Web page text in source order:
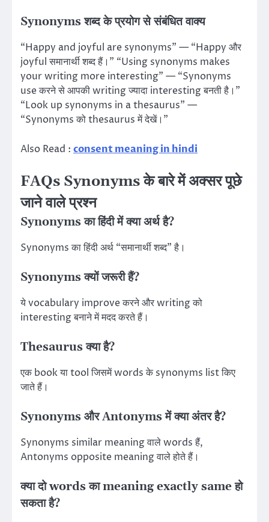
Synonyms शब्द के प्रयोग से संबंधित वाक्य
“Happy and joyful are synonyms” — “Happy और
joyful समानार्थी शब्द हैं।” “Using synonyms makes
your writing more interesting” — “Synonyms
use करने से आपकी writing ज्यादा interesting बनती है।”
“Look up synonyms in a thesaurus” —
“Synonyms को thesaurus में देखें।”
Also Read : consent meaning in hindi
FAQs Synonyms के बारे में अक्सर पूछे
जाने वाले प्रश्न
Synonyms का हिंदी में क्या अर्थ है?
Synonyms का हिंदी अर्थ “समानार्थी शब्द” है।
Synonyms क्यों जरूरी हैं?
ये vocabulary improve करने और writing को
interesting बनाने में मदद करते हैं।
Thesaurus क्या है?
एक book या tool जिसमें words के synonyms list किए
जाते हैं।
Synonyms और Antonyms में क्या अंतर है?
Synonyms similar meaning वाले words हैं,
Antonyms opposite meaning वाले होते हैं।
क्या दो words का meaning exactly same हो
सकता है?